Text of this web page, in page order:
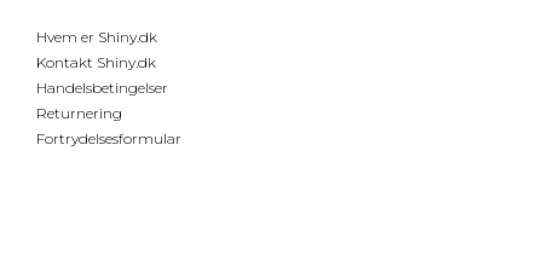
Hvem er Shiny.dk
Kontakt Shiny.dk
Handelsbetingelser
Returnering
Fortrydelsesformular